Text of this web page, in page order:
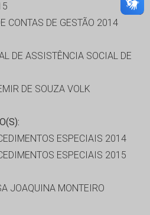
CONTAS DE GESTÃO 2014
DE ASSISTÊNCIA SOCIAL DE
DE SOUZA VOLK
ESPECIAIS 2014
ESPECIAIS 2015
JOAQUINA MONTEIRO